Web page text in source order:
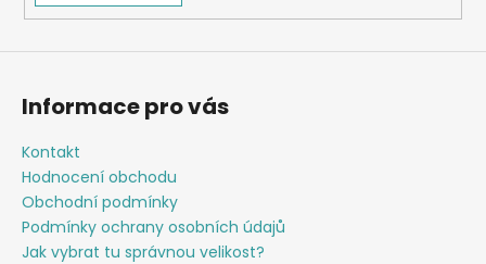
Informace pro vás
Kontakt
Hodnocení obchodu
Obchodní podmínky
Podmínky ochrany osobních údajů
Jak vybrat tu správnou velikost?